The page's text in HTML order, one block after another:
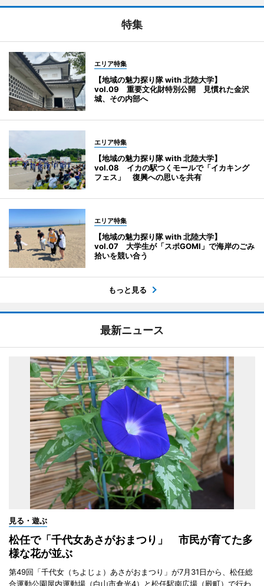
特集
エリア特集
【地域の魅力探り隊 with 北陸大学】
vol.09 重要文化財特別公開 見慣れた金沢
城、その内部へ
エリア特集
【地域の魅力探り隊 with 北陸大学】
vol.08 イカの駅つくモールで「イカキング
フェス」 復興への思いを共有
エリア特集
【地域の魅力探り隊 with 北陸大学】
vol.07 大学生が「スポGOMI」で海岸のごみ
拾いを競い合う
もっと見る
最新ニュース
見る・遊ぶ
松任で「千代女あさがおまつり」 市民が育てた多
様な花が並ぶ
第49回「千代女（ちよじょ）あさがおまつり」が7月31日から、松任総
合運動公園屋内運動場（白山市倉光4）と松任駅南広場（殿町）で行わ